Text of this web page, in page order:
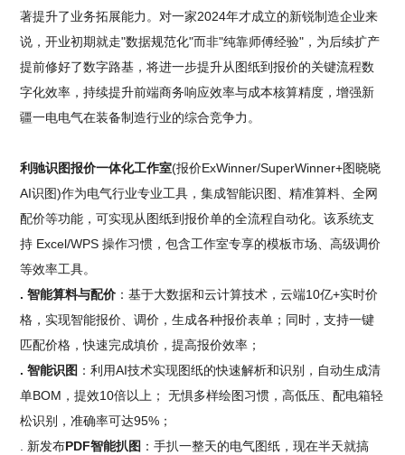
著提升了业务拓展能力。对一家2024年才成立的新锐制造企业来
说，开业初期就走"数据规范化"而非"纯靠师傅经验"，为后续扩产
提前修好了数字路基，将进一步提升从图纸到报价的关键流程数
字化效率，持续提升前端商务响应效率与成本核算精度，增强新
疆一电电气在装备制造行业的综合竞争力。
利驰识图报价一体化工作室(报价ExWinner/SuperWinner+图晓晓
AI识图)作为电气行业专业工具，集成智能识图、精准算料、全网
配价等功能，可实现从图纸到报价单的全流程自动化。该系统支
持 Excel/WPS 操作习惯，包含工作室专享的模板市场、高级调价
等效率工具。
. 智能算料与配价 ：基于大数据和云计算技术，云端10亿+实时价
格，实现智能报价、调价，生成各种报价表单；同时，支持一键
匹配价格，快速完成填价，提高报价效率；
. 智能识图 ：利用AI技术实现图纸的快速解析和识别，自动生成清
单BOM，提效10倍以上； 无惧多样绘图习惯，高低压、配电箱轻
松识别，准确率可达95%；
. 新发布PDF智能扒图 ：手扒一整天的电气图纸，现在半天就搞